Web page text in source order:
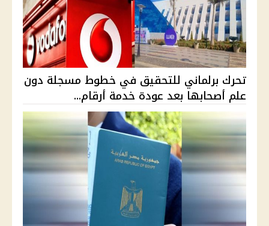
تحرك برلماني للتحقيق في خطوط مسجلة دون
علم أصحابها بعد عودة خدمة أرقام...